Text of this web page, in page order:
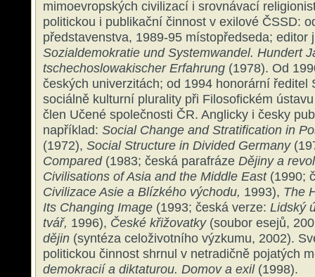
mimoevropských civilizací i srovnávací
politickou i publikační činnost v exilové ČSSD:
představenstva, 1989-95 místopředseda; editor
Sozialdemokratie und Systemwandel. Hundert
tschechoslowakischer Erfahrung (1978). Od
českých univerzitách; od 1994 honorární ředitel
sociálně kulturní plurality při Filosofickém
člen Učené společnosti ČR. Anglicky i česky
například: Social Change and Stratification in
(1972), Social Structure in Divided Germany
Compared(1983; česká parafráze Dějiny a
Civilisations of Asia and the Middle East(1990;
Civilizace Asie a Blízkého východu, 1993), The
Its Changing Image (1993; česká verze: Lidský
tvář, 1996), České křižovatky(soubor esejů,
dějin (syntéza celoživotního výzkumu, 2002).
politickou činnost shrnul v netradičně pojatých
demokracií a diktaturou. Domov a exil(1998).